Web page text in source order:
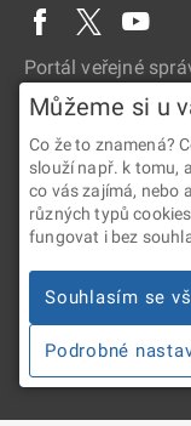
Portál veřejné
2026 © Digitální a
v souladu se zákonem
Verze 4.2.288
Můžeme si u
Co že to znamená?
slouží např. k tomu,
co vás zajímá, nebo
různých typů
fungovat i bez
Souhlasím se
Podrobné